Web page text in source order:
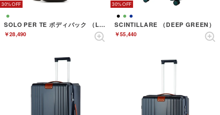
30%
SOLO PER TE ボディバック （LEAF GREEN）
￥28,490
30%
SCINTILLARE （DEEP GREEN）
￥55,440